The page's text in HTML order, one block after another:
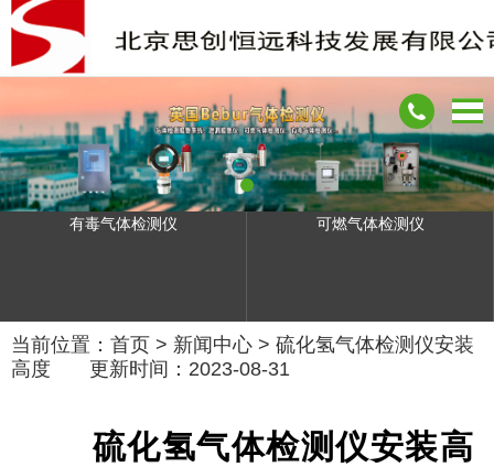
有毒气体检测仪 可燃气体检测仪
当前位置： 首页 > 新闻中心 > 硫化氢气体检测仪安装
高度 更新时间：2023-08-31
硫化氢气体检测仪安装高